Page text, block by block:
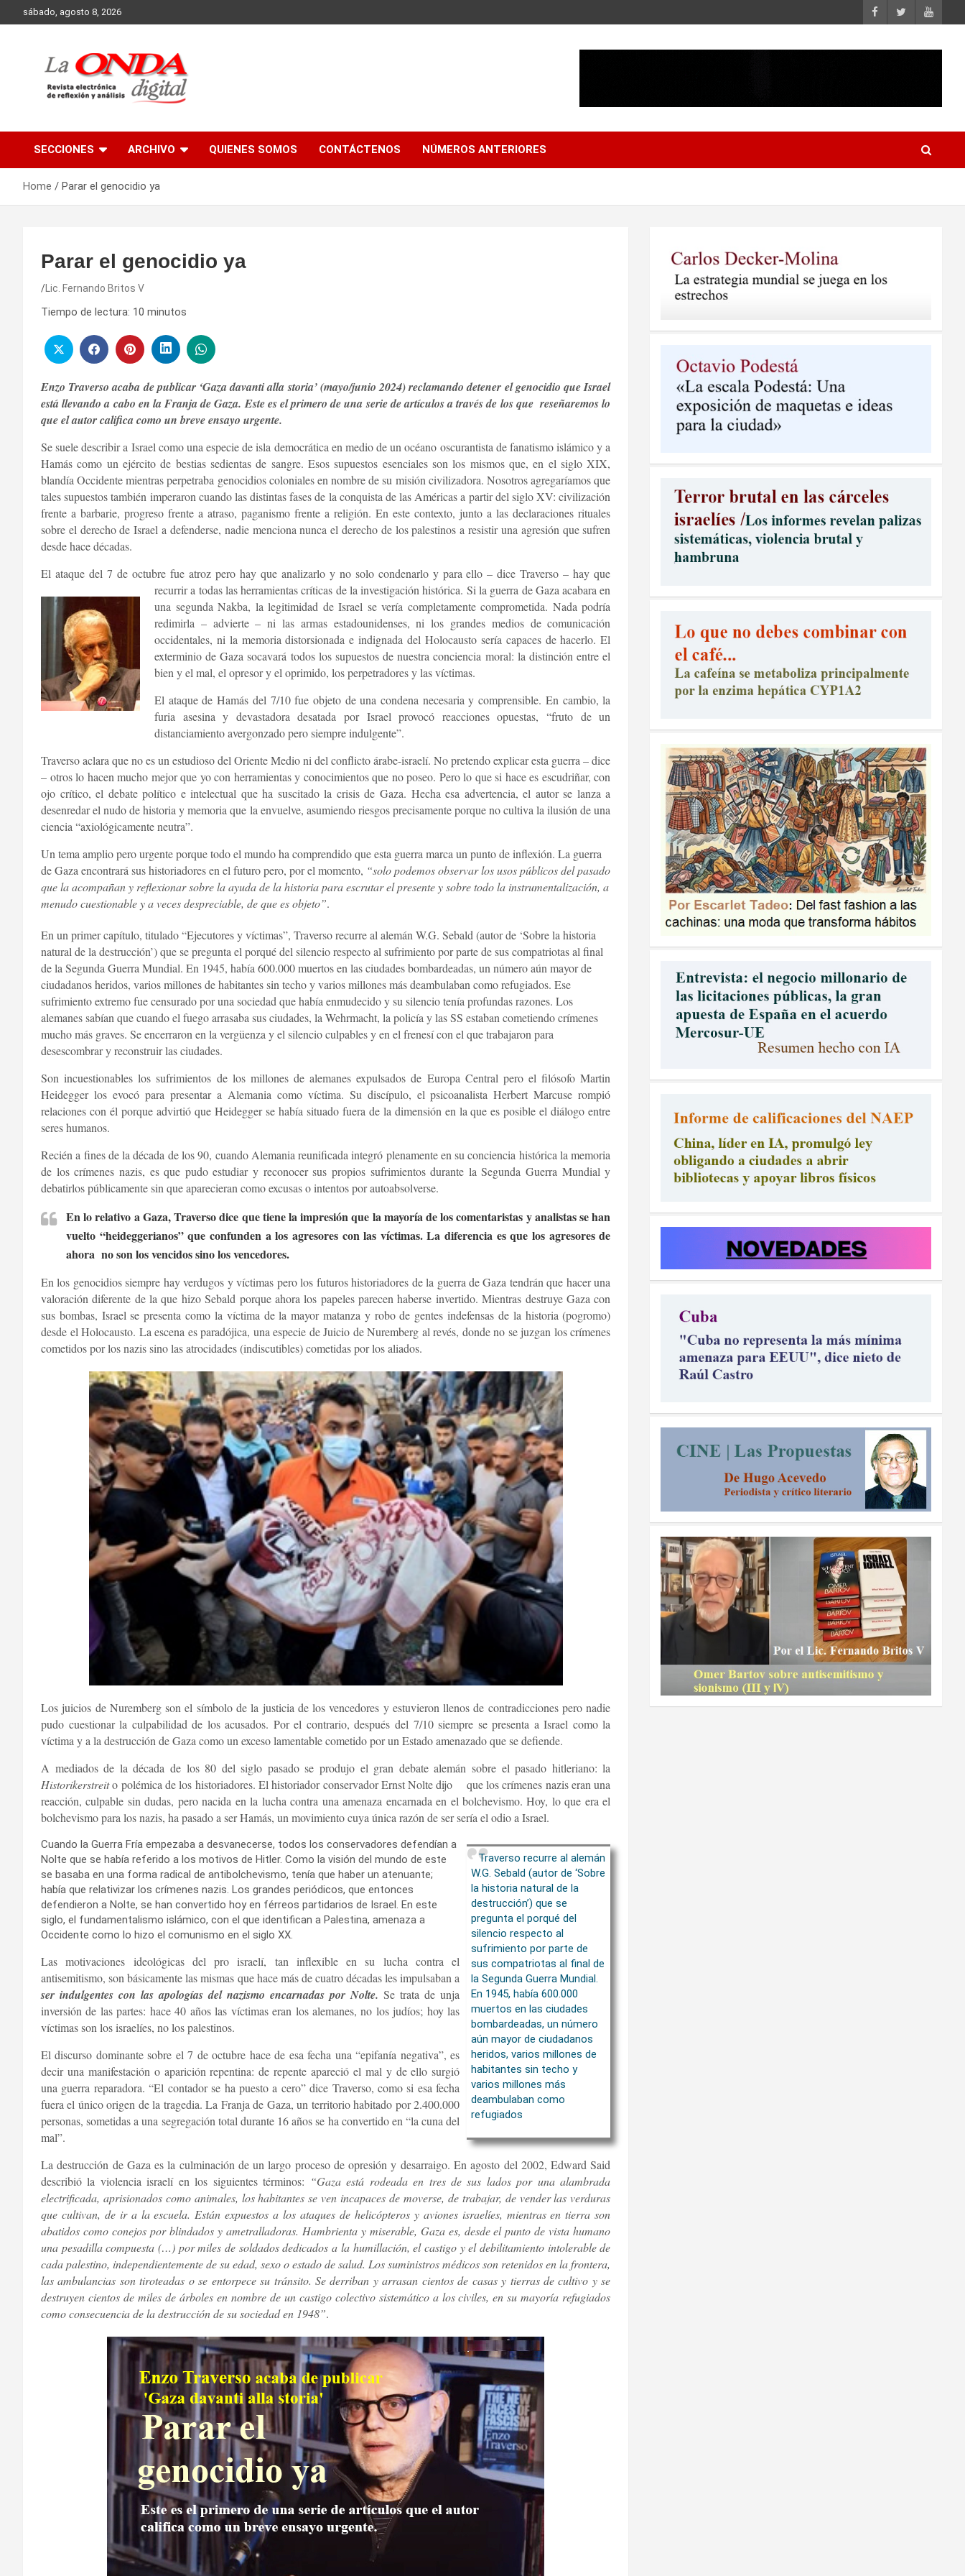
to
sábado, agosto 8, 2026
SECCIONES ARCHIVO QUIENES SOMOS CONTÁCTENOS NÚMEROS ANTERIORES
Home Parar el genocidio ya
Parar el genocidio ya
Lic. Fernando Britos V
Tiempo de lectura: 10 minutos
Enzo Traverso acaba de publicar ‘Gaza davanti alla storia’ (mayo/junio 2024) reclamando detener el genocidio que Israel
está llevando a cabo en la Franja de Gaza. Este es el primero de una serie de artículos a través de los que reseñaremos lo
que el autor califica como un breve ensayo urgente.
Se suele describir a Israel como una especie de isla democrática en medio de un océano oscurantista de fanatismo islámico y a
Hamás como un ejército de bestias sedientas de sangre. Esos supuestos esenciales son los mismos que, en el siglo XIX,
blandía Occidente mientras perpetraba genocidios coloniales en nombre de su misión civilizadora. Nosotros agregaríamos que
tales supuestos también imperaron cuando las distintas fases de la conquista de las Américas a partir del siglo XV: civilización
frente a barbarie, progreso frente a atraso, paganismo frente a religión. En este contexto, junto a las declaraciones rituales
sobre el derecho de Israel a defenderse, nadie menciona nunca el derecho de los palestinos a resistir una agresión que sufren
desde hace décadas.
El ataque del 7 de octubre fue atroz pero hay que analizarlo y no solo condenarlo y para ello – dice Traverso – hay que
recurrir a todas las herramientas críticas de la investigación histórica. Si la guerra de Gaza acabara en
una segunda Nakba, la legitimidad de Israel se vería completamente comprometida. Nada podría
redimirla – advierte – ni las armas estadounidenses, ni los grandes medios de comunicación
occidentales, ni la memoria distorsionada e indignada del Holocausto sería capaces de hacerlo. El
exterminio de Gaza socavará todos los supuestos de nuestra conciencia moral: la distinción entre el
bien y el mal, el opresor y el oprimido, los perpetradores y las víctimas.
El ataque de Hamás del 7/10 fue objeto de una condena necesaria y comprensible. En cambio, la
furia asesina y devastadora desatada por Israel provocó reacciones opuestas, “fruto de un
distanciamiento avergonzado pero siempre indulgente”.
Traverso aclara que no es un estudioso del Oriente Medio ni del conflicto árabe-israelí. No pretendo explicar esta guerra – dice
– otros lo hacen mucho mejor que yo con herramientas y conocimientos que no poseo. Pero lo que si hace es escudriñar, con
ojo crítico, el debate político e intelectual que ha suscitado la crisis de Gaza. Hecha esa advertencia, el autor se lanza a
desenredar el nudo de historia y memoria que la envuelve, asumiendo riesgos precisamente porque no cultiva la ilusión de una
ciencia “axiológicamente neutra”.
Un tema amplio pero urgente porque todo el mundo ha comprendido que esta guerra marca un punto de inflexión. La guerra
de Gaza encontrará sus historiadores en el futuro pero, por el momento, “solo podemos observar los usos públicos del pasado
que la acompañan y reflexionar sobre la ayuda de la historia para escrutar el presente y sobre todo la instrumentalización, a
menudo cuestionable y a veces despreciable, de que es objeto”.
En un primer capítulo, titulado “Ejecutores y víctimas”, Traverso recurre al alemán W.G. Sebald (autor de ‘Sobre la historia
natural de la destrucción’) que se pregunta el porqué del silencio respecto al sufrimiento por parte de sus compatriotas al final
de la Segunda Guerra Mundial. En 1945, había 600.000 muertos en las ciudades bombardeadas, un número aún mayor de
ciudadanos heridos, varios millones de habitantes sin techo y varios millones más deambulaban como refugiados. Ese
sufrimiento extremo fue censurado por una sociedad que había enmudecido y su silencio tenía profundas razones. Los
alemanes sabían que cuando el fuego arrasaba sus ciudades, la Wehrmacht, la policía y las SS estaban cometiendo crímenes
mucho más graves. Se encerraron en la vergüenza y el silencio culpables y en el frenesí con el que trabajaron para
desescombrar y reconstruir las ciudades.
Son incuestionables los sufrimientos de los millones de alemanes expulsados de Europa Central pero el filósofo Martin
Heidegger los evocó para presentar a Alemania como víctima. Su discípulo, el psicoanalista Herbert Marcuse rompió
relaciones con él porque advirtió que Heidegger se había situado fuera de la dimensión en la que es posible el diálogo entre
seres humanos.
Recién a fines de la década de los 90, cuando Alemania reunificada integró plenamente en su conciencia histórica la memoria
de los crímenes nazis, es que pudo estudiar y reconocer sus propios sufrimientos durante la Segunda Guerra Mundial y
debatirlos públicamente sin que aparecieran como excusas o intentos por autoabsolverse.
En lo relativo a Gaza, Traverso dice que tiene la impresión que la mayoría de los comentaristas y analistas se han
vuelto “heideggerianos” que confunden a los agresores con las víctimas. La diferencia es que los agresores de
ahora no son los vencidos sino los vencedores.
En los genocidios siempre hay verdugos y víctimas pero los futuros historiadores de la guerra de Gaza tendrán que hacer una
valoración diferente de la que hizo Sebald porque ahora los papeles parecen haberse invertido. Mientras destruye Gaza con
sus bombas, Israel se presenta como la víctima de la mayor matanza y robo de gentes indefensas de la historia (pogromo)
desde el Holocausto. La escena es paradójica, una especie de Juicio de Nuremberg al revés, donde no se juzgan los crímenes
cometidos por los nazis sino las atrocidades (indiscutibles) cometidas por los aliados.
Los juicios de Nuremberg son el símbolo de la justicia de los vencedores y estuvieron llenos de contradicciones pero nadie
pudo cuestionar la culpabilidad de los acusados. Por el contrario, después del 7/10 siempre se presenta a Israel como la
víctima y a la destrucción de Gaza como un exceso lamentable cometido por un Estado amenazado que se defiende.
A mediados de la década de los 80 del siglo pasado se produjo el gran debate alemán sobre el pasado hitleriano: la
Historikerstreito polémica de los historiadores. El historiador conservador Ernst Nolte dijo que los crímenes nazis eran una
reacción, culpable sin dudas, pero nacida en la lucha contra una amenaza encarnada en el bolchevismo. Hoy, lo que era el
bolchevismo para los nazis, ha pasado a ser Hamás, un movimiento cuya única razón de ser sería el odio a Israel.
Traverso recurre al alemán
W.G. Sebald (autor de ‘Sobre
la historia natural de la
destrucción’) que se
pregunta el porqué del
silencio respecto al
sufrimiento por parte de
sus compatriotas al final de
la Segunda Guerra Mundial.
En 1945, había 600.000
muertos en las ciudades
bombardeadas, un número
aún mayor de ciudadanos
heridos, varios millones de
habitantes sin techo y
varios millones más
deambulaban como
refugiados
Cuando la Guerra Fría empezaba a desvanecerse, todos los conservadores defendían a
Nolte que se había referido a los motivos de Hitler. Como la visión del mundo de este
se basaba en una forma radical de antibolchevismo, tenía que haber un atenuante;
había que relativizar los crímenes nazis. Los grandes periódicos, que entonces
defendieron a Nolte, se han convertido hoy en férreos partidarios de Israel. En este
siglo, el fundamentalismo islámico, con el que identifican a Palestina, amenaza a
Occidente como lo hizo el comunismo en el siglo XX.
Las motivaciones ideológicas del pro israelí, tan inflexible en su lucha contra el
antisemitismo, son básicamente las mismas que hace más de cuatro décadas les impulsaban a
ser indulgentes con las apologías del nazismo encarnadas por Nolte. Se trata de unja
inversión de las partes: hace 40 años las víctimas eran los alemanes, no los judíos; hoy las
víctimas son los israelíes, no los palestinos.
El discurso dominante sobre el 7 de octubre hace de esa fecha una “epifanía negativa”, es
decir una manifestación o aparición repentina: de repente apareció el mal y de ello surgió
una guerra reparadora. “El contador se ha puesto a cero” dice Traverso, como si esa fecha
fuera el único origen de la tragedia. La Franja de Gaza, un territorio habitado por 2.400.000
personas, sometidas a una segregación total durante 16 años se ha convertido en “la cuna del
mal”.
La destrucción de Gaza es la culminación de un largo proceso de opresión y desarraigo. En agosto del 2002, Edward Said
describió la violencia israelí en los siguientes términos: “Gaza está rodeada en tres de sus lados por una alambrada
electrificada, aprisionados como animales, los habitantes se ven incapaces de moverse, de trabajar, de vender las verduras
que cultivan, de ir a la escuela. Están expuestos a los ataques de helicópteros y aviones israelíes, mientras en tierra son
abatidos como conejos por blindados y ametralladoras. Hambrienta y miserable, Gaza es, desde el punto de vista humano
una pesadilla compuesta (…) por miles de soldados dedicados a la humillación, el castigo y el debilitamiento intolerable de
cada palestino, independientemente de su edad, sexo o estado de salud. Los suministros médicos son retenidos en la frontera,
las ambulancias son tiroteadas o se entorpece su tránsito. Se derriban y arrasan cientos de casas y tierras de cultivo y se
destruyen cientos de miles de árboles en nombre de un castigo colectivo sistemático a los civiles, en su mayoría refugiados
como consecuencia de la destrucción de su sociedad en 1948”.